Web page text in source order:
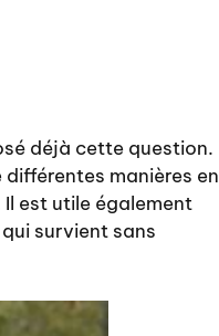
déjà cette question.
manières en
est utile également
survient sans